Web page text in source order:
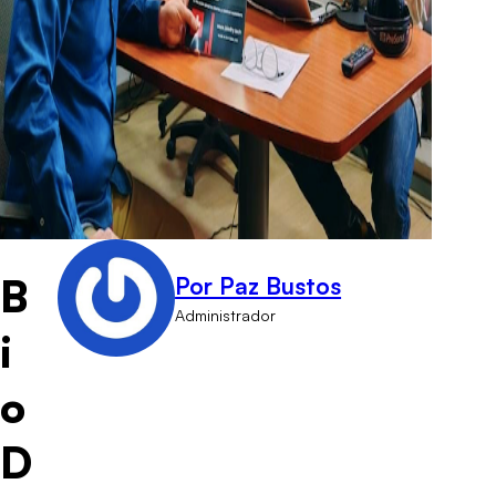
B
i
o
D
Por Paz Bustos
Administrador